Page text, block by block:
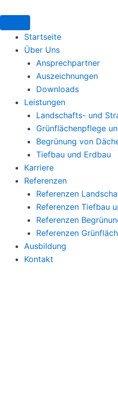
Inhalt
springenStartseite
Über Uns
Ansprechpartner
Auszeichnungen
Downloads
Leistungen
Landschafts- und
Grünflächenpflege
Begrünung von
Tiefbau und Erdbau
Karriere
Referenzen
Referenzen
Referenzen Tiefbau
Referenzen
Referenzen
Ausbildung
Kontakt